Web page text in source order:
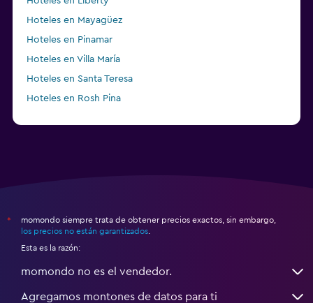
Hoteles en Mayagüez
Hoteles en Pinamar
Hoteles en Villa María
Hoteles en Santa Teresa
Hoteles en Rosh Pina
*
momondo siempre trata de obtener precios exactos, sin embargo,
los precios no están garantizados
Esta es la razón:
momondo no es el vendedor.
Agregamos montones de datos para ti